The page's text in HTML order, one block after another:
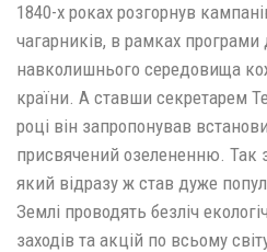
1840-х роках розгорнув
чагарників, в рамках
навколишнього середовища
країни. А ставши секретарем
році він запропонував
присвячений озелененню. Так
який відразу ж став дуже
Землі проводять безліч
заходів та акцій по всьому